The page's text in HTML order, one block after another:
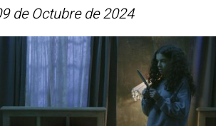
de Octubre de 2024